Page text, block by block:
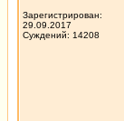
Зарегистрирован:
29.09.2017
Суждений: 14208